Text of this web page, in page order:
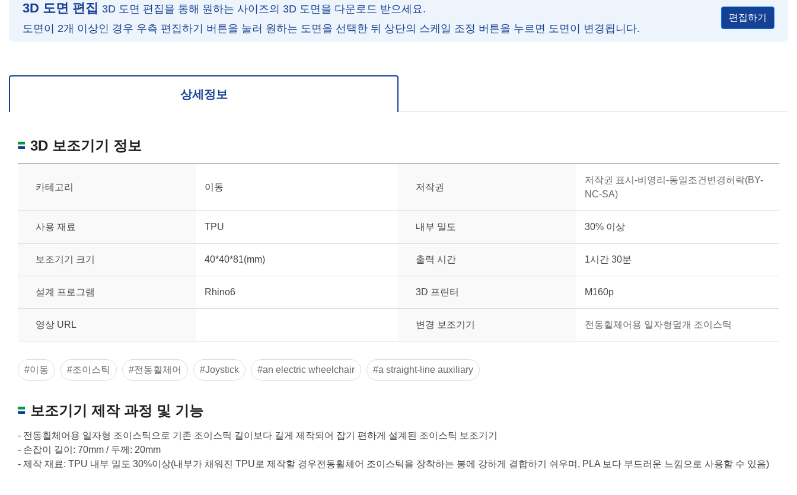
3D 도면 편집 3D 도면 편집을 통해 원하는 사이즈의 3D 도면을 다운로드 받으세요.
도면이 2개 이상인 경우 우측 편집하기 버튼을 눌러 원하는 도면을 선택한 뒤 상단의 스케일 조정 버튼을 누르면 도면이 변경됩니다.
편집하기
위치 이동: 우측 드래그
도면을 처음 위치로 되돌리고 싶은 경우 상단의 “스케일 조정“ 버튼을 눌러주세요.
원하는 치수 입력 후 “스케일 조정“ 버튼을 눌러주세요.
너비 mm
상세정보
3D 보조기기 정보
카테고리 이동 저작권
저작권 표시-비영리-동일조건변경허락(BY-
NC-SA)
사용 재료 TPU 내부 밀도 30% 이상
보조기기 크기 40*40*81(mm) 출력 시간 1시간 30분
설계 프로그램 Rhino6 3D 프린터 M160p
영상 URL 변경 보조기기 전동휠체어용 일자형덮개 조이스틱
#이동 #조이스틱 #전동휠체어 #Joystick #an electric wheelchair #a straight-line auxiliary
보조기기 제작 과정 및 기능
- 전동휠체어용 일자형 조이스틱으로 기존 조이스틱 길이보다 길게 제작되어 잡기 편하게 설계된 조이스틱 보조기기
- 손잡이 길이: 70mm / 두께: 20mm
- 제작 재료: TPU 내부 밀도 30%이상(내부가 채워진 TPU로 제작할 경우전동휠체어 조이스틱을 장착하는 봉에 강하게 결합하기 쉬우며, PLA 보다 부드러운 느낌으로 사용할 수 있음)